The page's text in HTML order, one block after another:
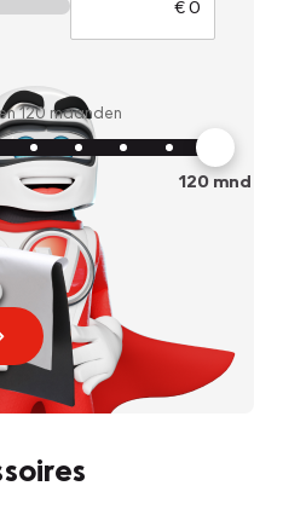
en120 maanden
120mnd